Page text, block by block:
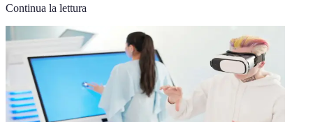
Continua la lettura